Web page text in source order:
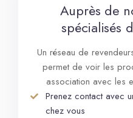
Auprès de
spécialisés
Un réseau de
permet de voir les
association avec les
Prenez contact avec
chez vous